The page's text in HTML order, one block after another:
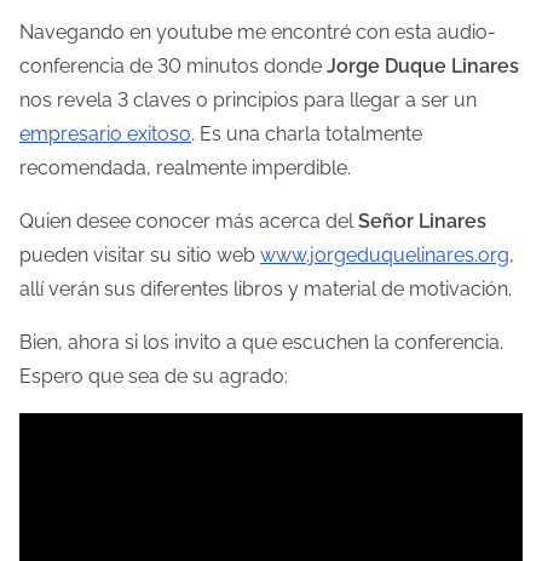
e
r
a
d
Navegando en youtube me encontré con esta audio-
conferencia de 30 minutos donde Jorge Duque Linares
nos revela 3 claves o principios para llegar a ser un
empresario exitoso. Es una charla totalmente
recomendada, realmente imperdible.
Quien desee conocer más acerca del Señor Linares
pueden visitar su sitio web www.jorgeduquelinares.org,
allí verán sus diferentes libros y material de motivación.
Bien, ahora si los invito a que escuchen la conferencia.
Espero que sea de su agrado: